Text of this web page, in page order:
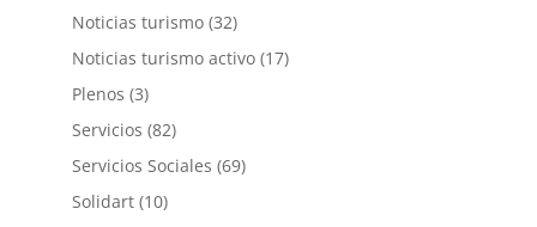
Noticias turismo(32)
Noticias turismo activo(17)
Plenos (3)
Servicios (82)
Servicios Sociales (69)
Solidart(10)